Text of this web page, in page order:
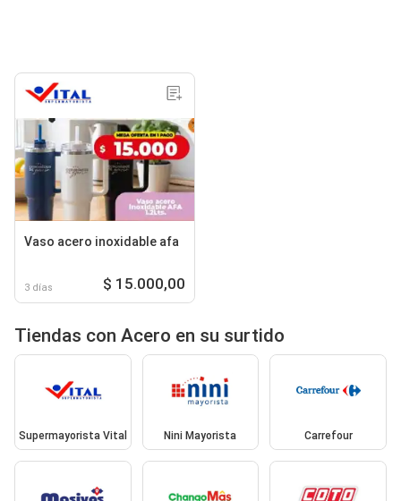
Vaso acero inoxidable afa
3 días $ 15.000,00
Tiendas con Acero en su surtido
Supermayorista Vital Nini Mayorista Carrefour